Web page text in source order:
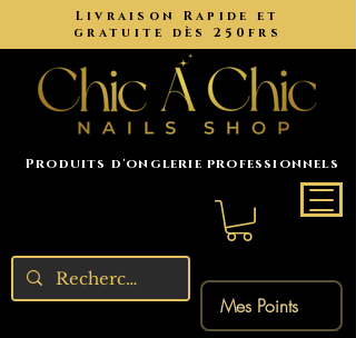
Livraison Rapide et
gratuite dès 250frs
Produits d'onglerie professionnels
Mes Points